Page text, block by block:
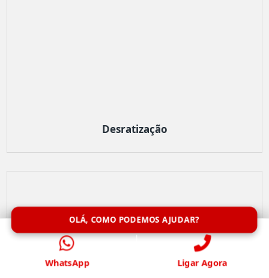
Desratização
OLÁ, COMO PODEMOS AJUDAR?
WhatsApp Ligar Agora